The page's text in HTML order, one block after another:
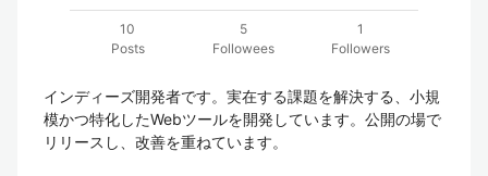
10
Posts
5
Followees
1
Followers
インディーズ開発者です。実在する課題を解決する、小規
模かつ特化したWebツールを開発しています。公開の場で
リリースし、改善を重ねています。